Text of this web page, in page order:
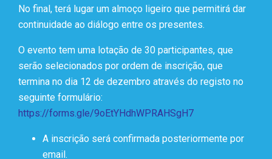
No final, terá lugar um almoço ligeiro que permitirá dar
continuidade ao diálogo entre os presentes.
O evento tem uma lotação de 30 participantes, que
serão selecionados por ordem de inscrição, que
termina no dia 12 de dezembro através do registo no
seguinte formulário:
https://forms.gle/9oEtYHdhWPRAHSgH7
A inscrição será confirmada posteriormente por
email.